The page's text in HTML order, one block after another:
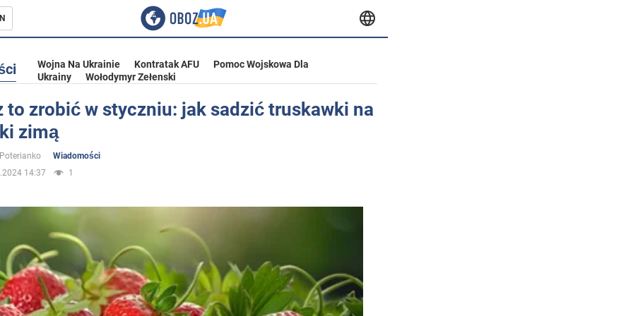
Ukrainie
Wojna Na Ukrainie Kontratak AFU
Pomoc Wojskowa Dla
Ukrainy
Wołodymyr Zełenski
to zrobić w styczniu: jak sadzić truskawki na
zimą
Wiadomości
14:37
1